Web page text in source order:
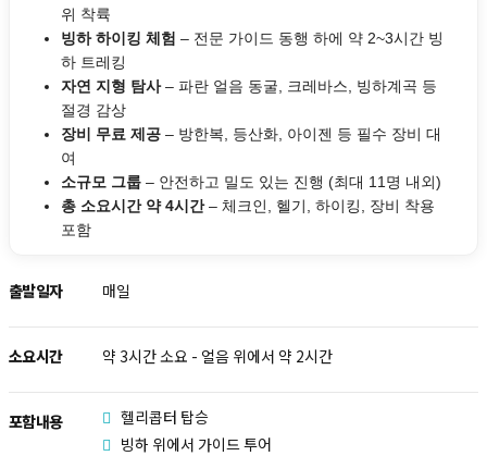
위 착륙
빙하 하이킹 체험 – 전문 가이드 동행 하에 약 2~3시간 빙
하 트레킹
자연 지형 탐사– 파란 얼음 동굴, 크레바스, 빙하계곡 등
절경 감상
장비 무료 제공 – 방한복, 등산화, 아이젠 등 필수 장비 대
여
소규모 그룹 – 안전하고 밀도 있는 진행 (최대 11명 내외)
총 소요시간 약 4시간– 체크인, 헬기, 하이킹, 장비 착용
포함
출발일자 매일
소요시간 약 3시간 소요 - 얼음 위에서 약 2시간
포함내용
헬리콥터 탑승
빙하 위에서 가이드 투어